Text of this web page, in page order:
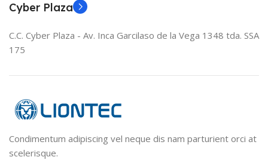
Cyber Plaza
C.C. Cyber Plaza - Av. Inca Garcilaso de la Vega 1348 tda. SSA
175
Condimentum adipiscing vel neque dis nam parturient orci at
scelerisque.